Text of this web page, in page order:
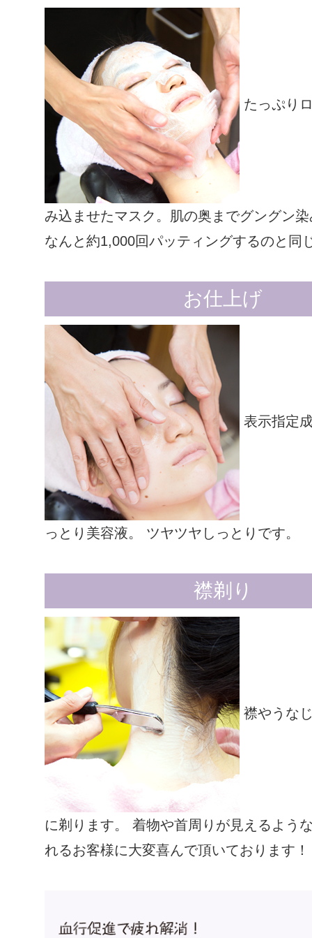
たっぷり
み込ませたマスク。肌の奥までグングン
なんと約1,000回パッティングするのと同
お仕上げ
表示指定
っとり美容液。 ツヤツヤしっとりです。
襟剃り
襟やうな
に剃ります。 着物や首周りが見えるよう
れるお客様に大変喜んで頂いております！